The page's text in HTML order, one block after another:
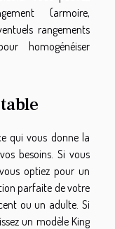
(armoire,
rangements
homogénéiser
qui vous donne la
besoins. Si vous
optiez pour un
parfaite de votre
ou un adulte. Si
un modèle King